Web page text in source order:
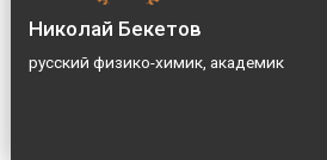
Николай Бекетов
русский физико-химик, академик